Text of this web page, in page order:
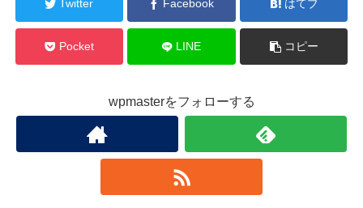
Twitter Facebook はてブ
Pocket LINE コピー
wpmasterをフォローする